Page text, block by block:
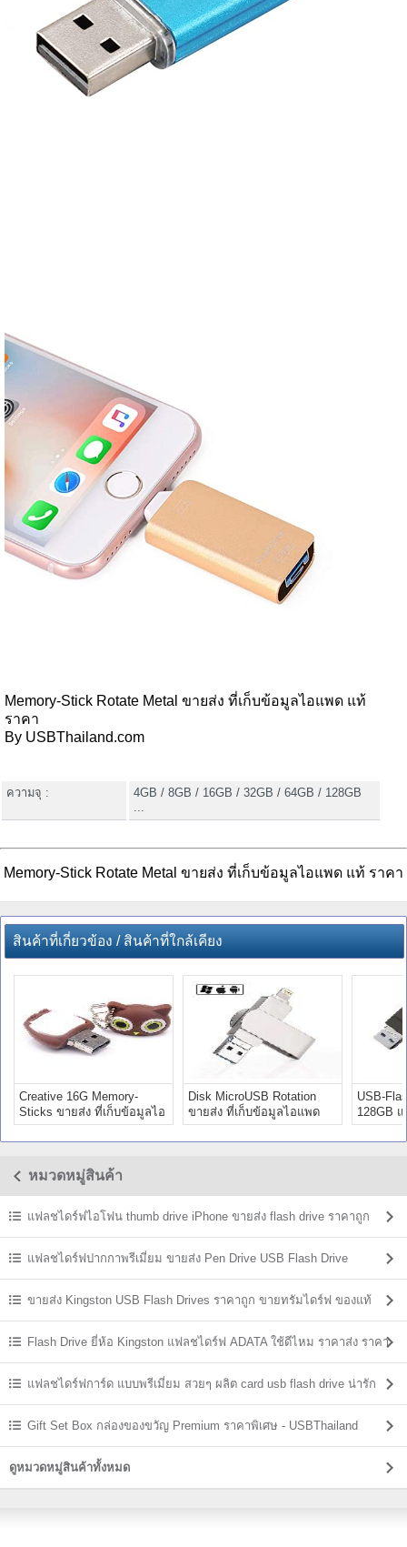
Memory-Stick Rotate Metal ขายส่ง ที่เก็บข้อมูลไอแพด แท้
ราคา
By USBThailand.com
ความจุ :
4GB / 8GB / 16GB / 32GB / 64GB / 128GB
...
Memory-Stick Rotate Metal ขายส่ง ที่เก็บข้อมูลไอแพด แท้ ราคา
สินค้าที่เกี่ยวข้อง / สินค้าที่ใกล้เคียง
Creative 16G Memory-
Sticks ขายส่ง ที่เก็บข้อมูลไอ
แพด แท้ ราคา
Disk MicroUSB Rotation
ขายส่ง ที่เก็บข้อมูลไอแพด
แท้ ราคา 8gb
USB-
128GB
ขายส่ง
หมวดหมู่สินค้า
แฟลชไดร์ฟไอโฟน thumb drive iPhone ขายส่ง flash drive ราคาถูก
แฟลชไดร์ฟปากกาพรีเมี่ยม ขายส่ง Pen Drive USB Flash Drive
ขายส่ง Kingston USB Flash Drives ราคาถูก ขายทรัมไดร์ฟ ของแท้
Flash Drive ยี่ห้อ Kingston แฟลชไดร์ฟ ADATA ใช้ดีไหม ราคาส่ง ราคา
ถูก แฟลชไดร์ฟการ์ด แบบพรีเมี่ยม สวยๆ ผลิต card usb flash drive น่ารัก
Gift Set Box กล่องของขวัญ Premium ราคาพิเศษ - USBThailand
ดูหมวดหมู่สินค้าทั้งหมด